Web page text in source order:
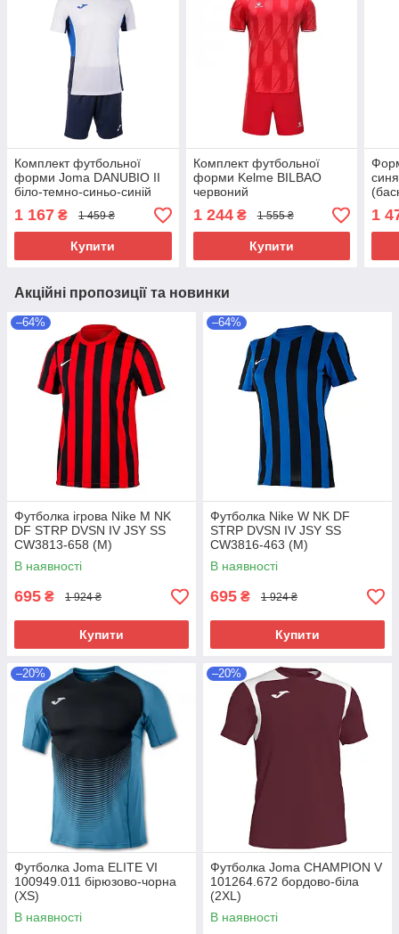
Комплект футбольної
форми Joma DANUBIO II
біло-темно-синьо-синій
103213.203 (S)
1 167 ₴ 1 459 ₴
Купити
Комплект футбольної
форми Kelme BILBAO
червоний
8251ZB1007.9600 (2XL)
1 244₴ 1 555 ₴
Купити
(XL)
1
Акційні пропозиції та новинки
–64%
Футболка ігрова Nike M NK
DF STRP DVSN IV JSY SS
CW3813-658 (М)
В наявності
695 ₴ 1 924 ₴
Купити
–64%
Футболка Nike W NK DF
STRP DVSN IV JSY SS
CW3816-463 (М)
В наявності
695 ₴ 1 924 ₴
Купити
–20%
Футболка Joma ELITE VI
100949.011 бірюзово-чорна
(XS)
В наявності
–20%
Футболка Joma CHAMPION V
101264.672 бордово-біла
(2XL)
В наявності